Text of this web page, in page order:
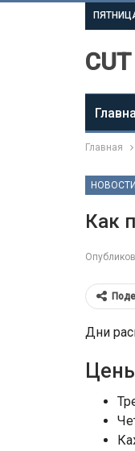
CUT
Главная
НОВОСТИ
Как
Дни